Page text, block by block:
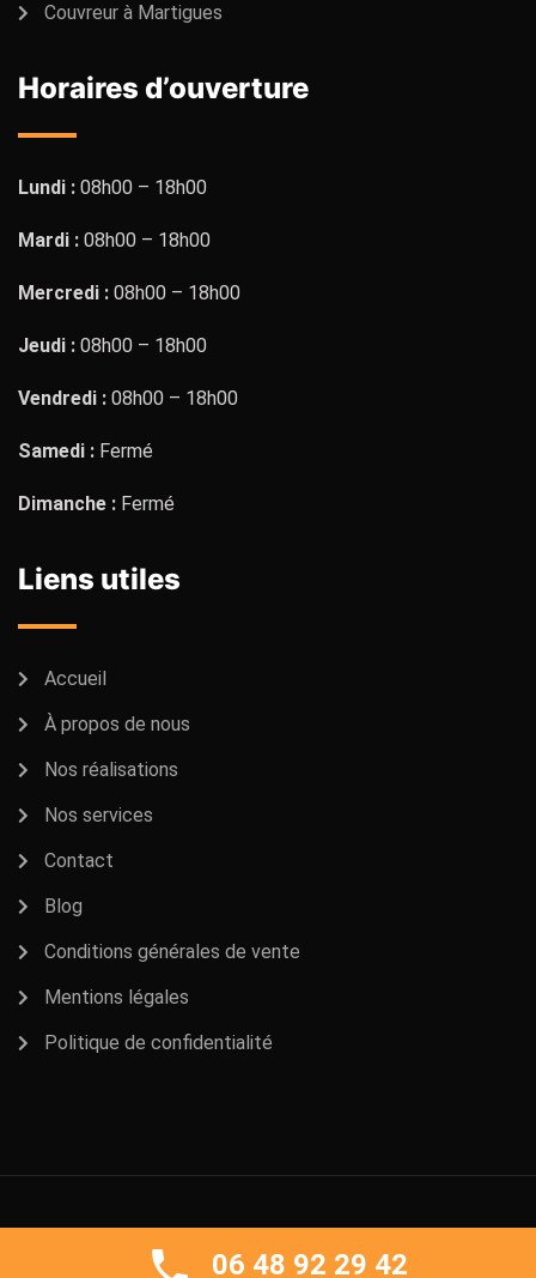
Couvreur à Martigues
Horaires d’ouverture
Lundi : 08h00 – 18h00
Mardi : 08h00 – 18h00
Mercredi : 08h00 – 18h00
Jeudi : 08h00 – 18h00
Vendredi : 08h00 – 18h00
Samedi : Fermé
Dimanche : Fermé
Liens utiles
Accueil
À propos de nous
Nos réalisations
Nos services
Contact
Blog
Conditions générales de vente
Mentions légales
Politique de confidentialité
06 48 92 29 42